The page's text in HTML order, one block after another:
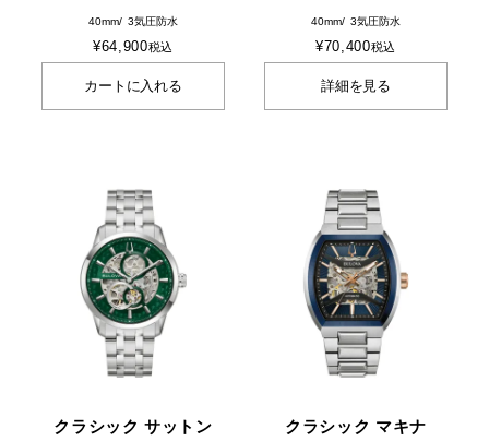
40mm 3気圧防水
¥64,900税込
カートに入れる
40mm 3気圧防水
¥70,400税込
詳細を見る
クラシック サットン
クラシック マキナ